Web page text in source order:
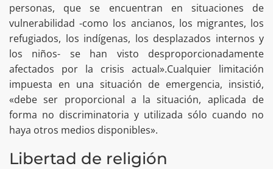
personas, que se encuentran en situaciones de
vulnerabilidad -como los ancianos, los migrantes, los
refugiados, los indígenas, los desplazados internos y
los niños- se han visto desproporcionadamente
afectados por la crisis actual».Cualquier limitación
impuesta en una situación de emergencia, insistió,
«debe ser proporcional a la situación, aplicada de
forma no discriminatoria y utilizada sólo cuando no
haya otros medios disponibles».
Libertad de religión